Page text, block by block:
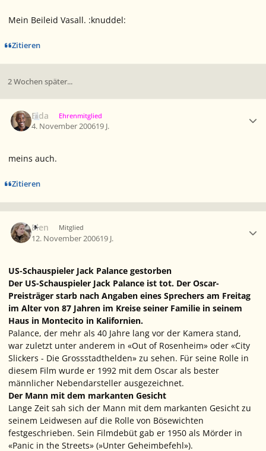
Mein Beileid Vasall. :knuddel:
Zitieren
2 Wochen später...
Elda Ehrenmitglied
4. November 200619 J.
meins auch.
Zitieren
Elen Mitglied
12. November 200619 J.
US-Schauspieler Jack Palance gestorben
Der US-Schauspieler Jack Palance ist tot. Der Oscar-
Preisträger starb nach Angaben eines Sprechers am Freitag
im Alter von 87 Jahren im Kreise seiner Familie in seinem
Haus in Montecito in Kalifornien.
Palance, der mehr als 40 Jahre lang vor der Kamera stand,
war zuletzt unter anderem in «Out of Rosenheim» oder «City
Slickers - Die Grossstadthelden» zu sehen. Für seine Rolle in
diesem Film wurde er 1992 mit dem Oscar als bester
männlicher Nebendarsteller ausgezeichnet.
Der Mann mit dem markanten Gesicht
Lange Zeit sah sich der Mann mit dem markanten Gesicht zu
seinem Leidwesen auf die Rolle von Bösewichten
festgeschrieben. Sein Filmdebüt gab er 1950 als Mörder in
«Panic in the Streets» (»Unter Geheimbefehl»).